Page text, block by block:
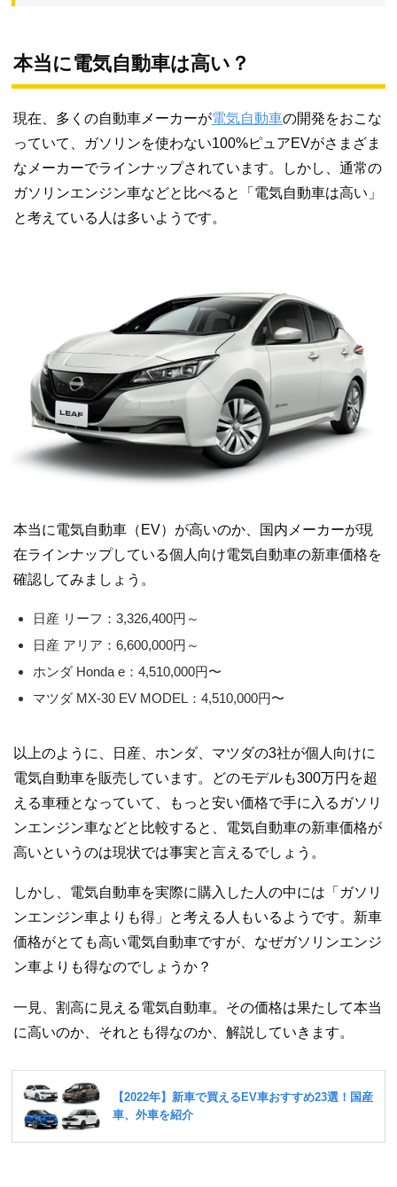
本当に電気自動車は高い？
現在、多くの自動車メーカーが電気自動車の開発をおこな
っていて、ガソリンを使わない100%ピュアEVがさまざま
なメーカーでラインナップされています。しかし、通常の
ガソリンエンジン車などと比べると「電気自動車は高い」
と考えている人は多いようです。
本当に電気自動車（EV）が高いのか、国内メーカーが現
在ラインナップしている個人向け電気自動車の新車価格を
確認してみましょう。
日産 リーフ：3,326,400円～
日産 アリア：6,600,000円～
ホンダ Honda e：4,510,000円〜
マツダ MX-30 EV MODEL：4,510,000円〜
以上のように、日産、ホンダ、マツダの3社が個人向けに
電気自動車を販売しています。どのモデルも300万円を超
える車種となっていて、もっと安い価格で手に入るガソリ
ンエンジン車などと比較すると、電気自動車の新車価格が
高いというのは現状では事実と言えるでしょう。
しかし、電気自動車を実際に購入した人の中には「ガソリ
ンエンジン車よりも得」と考える人もいるようです。新車
価格がとても高い電気自動車ですが、なぜガソリンエンジ
ン車よりも得なのでしょうか？
一見、割高に見える電気自動車。その価格は果たして本当
に高いのか、それとも得なのか、解説していきます。